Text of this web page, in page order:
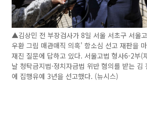
▲김상민 전 부장검사가 8일 서울 서초구 서울
우환 그림 매관매직 의혹' 항소심 선고 재판을
재진 질문에 답하고 있다. 서울고법 형사6-2부(
날 청탁금지법·정치자금법 위반 혐의를 받는 김
에 집행유예 3년을 선고했다. (뉴시스)